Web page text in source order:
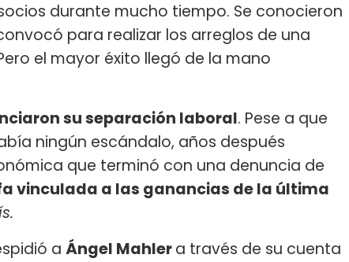
durante mucho tiempo. Se conocieron
para realizar los arreglos de una
el mayor éxito llegó de la mano
su separación laboral. Pese a que
ningún escándalo, años después
que terminó con una denuncia de
vinculada a las ganancias de la última
a Ángel Mahlera través de su cuenta